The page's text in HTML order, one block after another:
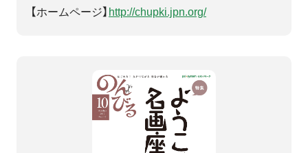
【ホームページ】 http://chupki.jpn.org/